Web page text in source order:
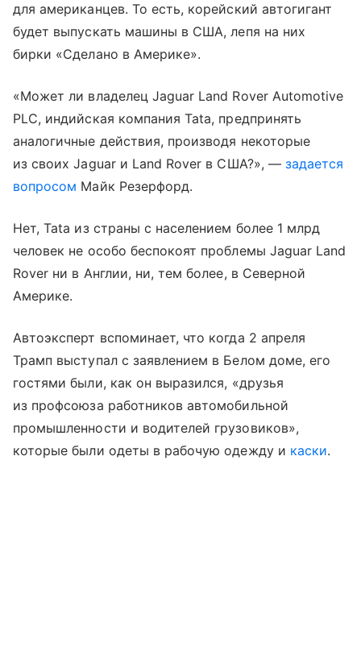
для американцев. То есть, корейский автогигант
будет выпускать машины в США, лепя на них
бирки «Сделано в Америке».
«Может ли владелец Jaguar Land Rover Automotive
PLC, индийская компания Tata, предпринять
аналогичные действия, производя некоторые
из своих Jaguar и Land Rover в США?», — задается
вопросом Майк Резерфорд.
Нет, Tata из страны с населением более 1 млрд
человек не особо беспокоят проблемы Jaguar Land
Rover ни в Англии, ни, тем более, в Северной
Америке.
Автоэксперт вспоминает, что когда 2 апреля
Трамп выступал с заявлением в Белом доме, его
гостями были, как он выразился, «друзья
из профсоюза работников автомобильной
промышленности и водителей грузовиков»,
которые были одеты в рабочую одежду и каски.